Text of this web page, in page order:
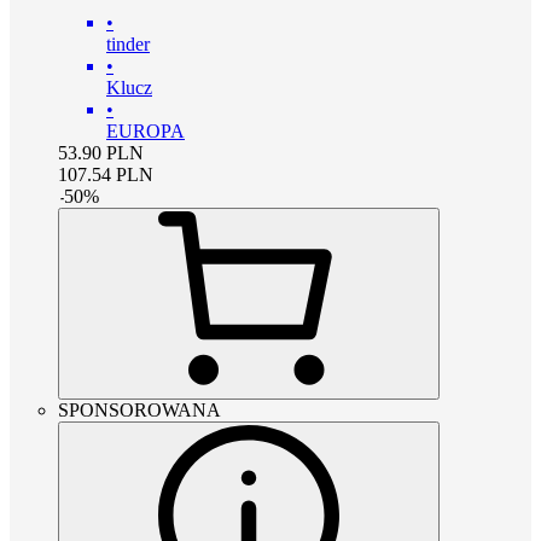
•
tinder
•
Klucz
•
EUROPA
53.90 PLN
107.54 PLN
-50%
SPONSOROWANA